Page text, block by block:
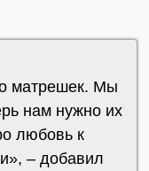
матрешек. Мы
нам нужно их
любовь к
– добавил